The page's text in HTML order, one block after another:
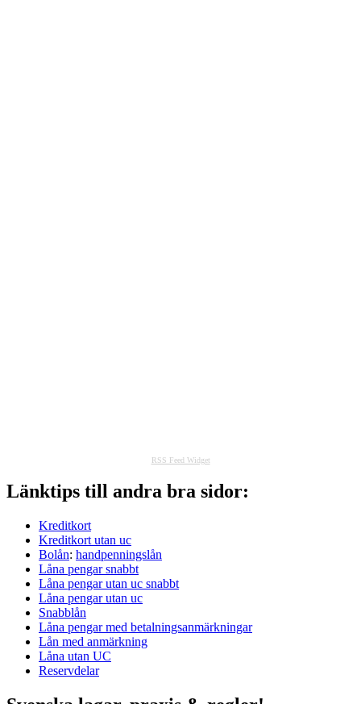
RSS Feed Widget
Länktips till andra bra sidor:
Kreditkort
Kreditkort utan uc
Bolån: handpenningslån
Låna pengar snabbt
Låna pengar utan uc snabbt
Låna pengar utan uc
Snabblån
Låna pengar med betalningsanmärkningar
Lån med anmärkning
Låna utan UC
Reservdelar